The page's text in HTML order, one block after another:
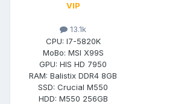
VIP
13.1k
CPU: I7-5820K
MoBo: MSI X99S
GPU: HIS HD 7950
RAM: Balistix DDR4 8GB
SSD: Crucial M550
HDD: M550 256GB